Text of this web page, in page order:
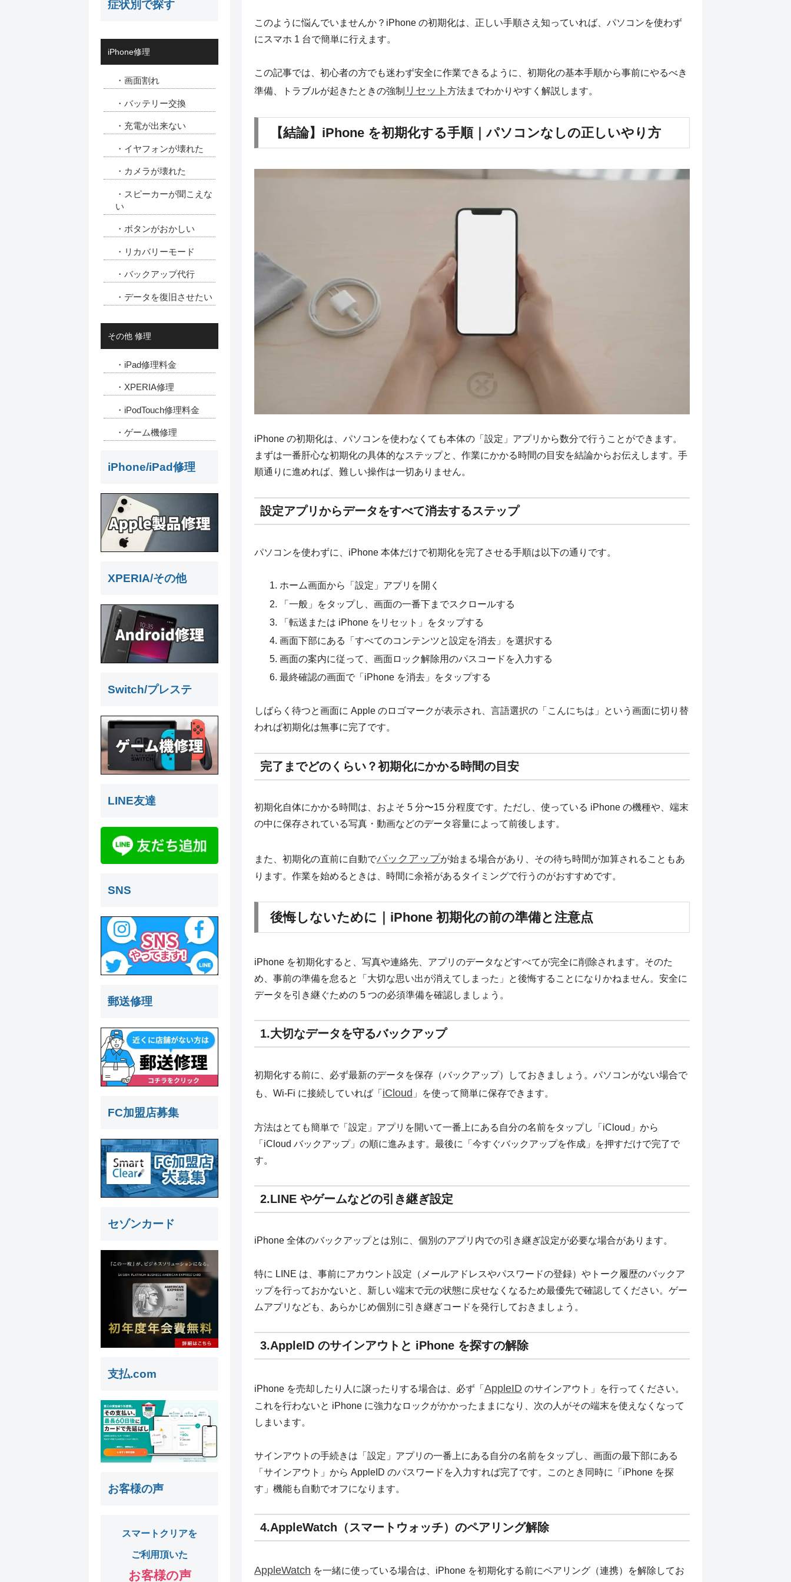
このように悩んでいませんか？iPhone の初期化は、正しい手順さえ知っていれば、パソコンを使わず
にスマホ 1 台で簡単に行えます。
この記事では、初心者の方でも迷わず安全に作業できるように、初期化の基本手順から事前にやるべき
準備、トラブルが起きたときの強制 リセット 方法までわかりやすく解説します。
【結論】iPhone を初期化する手順｜パソコンなしの正しいやり方
iPhone の初期化は、パソコンを使わなくても本体の「設定」アプリから数分で行うことができます。
まずは一番肝心な初期化の具体的なステップと、作業にかかる時間の目安を結論からお伝えします。手
順通りに進めれば、難しい操作は一切ありません。
設定アプリからデータをすべて消去するステップ
パソコンを使わずに、iPhone 本体だけで初期化を完了させる手順は以下の通りです。
ホーム画面から「設定」アプリを開く
「一般」をタップし、画面の一番下までスクロールする
「転送または iPhone をリセット」をタップする
画面下部にある「すべてのコンテンツと設定を消去」を選択する
画面の案内に従って、画面ロック解除用のパスコードを入力する
最終確認の画面で「iPhone を消去」をタップする
しばらく待つと画面に Apple のロゴマークが表示され、言語選択の「こんにちは」という画面に切り替
われば初期化は無事に完了です。
完了までどのくらい？初期化にかかる時間の目安
初期化自体にかかる時間は、およそ 5 分〜15 分程度です。ただし、使っている iPhone の機種や、端末
の中に保存されている写真・動画などのデータ容量によって前後します。
また、初期化の直前に自動でバックアップが始まる場合があり、その待ち時間が加算されることもあ
ります。作業を始めるときは、時間に余裕があるタイミングで行うのがおすすめです。
後悔しないために｜iPhone 初期化の前の準備と注意点
iPhone を初期化すると、写真や連絡先、アプリのデータなどすべてが完全に削除されます。そのた
め、事前の準備を怠ると「大切な思い出が消えてしまった」と後悔することになりかねません。安全に
データを引き継ぐための 5 つの必須準備を確認しましょう。
1.大切なデータを守るバックアップ
初期化する前に、必ず最新のデータを保存（バックアップ）しておきましょう。パソコンがない場合で
も、Wi-Fi に接続していれば「 iCloud 」を使って簡単に保存できます。
方法はとても簡単で「設定」アプリを開いて一番上にある自分の名前をタップし「iCloud」から
「iCloud バックアップ」の順に進みます。最後に「今すぐバックアップを作成」を押すだけで完了で
す。
2.LINE やゲームなどの引き継ぎ設定
iPhone 全体のバックアップとは別に、個別のアプリ内での引き継ぎ設定が必要な場合があります。
特に LINE は、事前にアカウント設定（メールアドレスやパスワードの登録）やトーク履歴のバックア
ップを行っておかないと、新しい端末で元の状態に戻せなくなるため最優先で確認してください。ゲー
ムアプリなども、あらかじめ個別に引き継ぎコードを発行しておきましょう。
3.AppleID のサインアウトと iPhone を探すの解除
iPhone を売却したり人に譲ったりする場合は、必ず「 AppleID のサインアウト」を行ってください。
これを行わないと iPhone に強力なロックがかかったままになり、次の人がその端末を使えなくなって
しまいます。
サインアウトの手続きは「設定」アプリの一番上にある自分の名前をタップし、画面の最下部にある
「サインアウト」から AppleID のパスワードを入力すれば完了です。このとき同時に「iPhone を探
す」機能も自動でオフになります。
4.AppleWatch（スマートウォッチ）のペアリング解除
AppleWatch を一緒に使っている場合は、iPhone を初期化する前にペアリング（連携）を解除してお
症状別で探す
iPhone修理
・画面割れ
・バッテリー交換
・充電が出来ない
・イヤフォンが壊れた
・カメラが壊れた
・スピーカーが聞こえな
い
・ボタンがおかしい
・リカバリーモード
・バックアップ代行
・データを復旧させたい
その他 修理
・iPad修理料金
・XPERIA修理
・iPodTouch修理料金
・ゲーム機修理
iPhone/iPad修理
XPERIA/その他
Switch/プレステ
LINE友達
SNS
郵送修理
FC加盟店募集
セゾンカード
支払.com
お客様の声
スマートクリアを
ご利用頂いた
お客様の声